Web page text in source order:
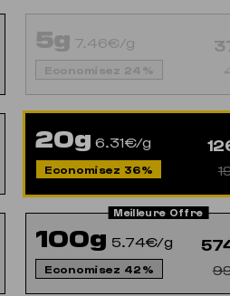
5g 7.46€/g
Economisez 24%
20g 6.31€/g
Economisez 36%
100g 5.74€/g
Economisez 42%